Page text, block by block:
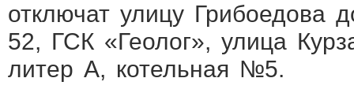
отключат улицу Грибоедова
52, ГСК «Геолог», улица
литер А, котельная №5.